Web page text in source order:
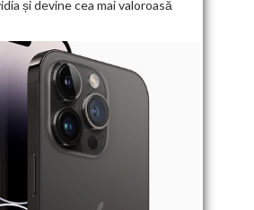
și devine cea mai valoroasă